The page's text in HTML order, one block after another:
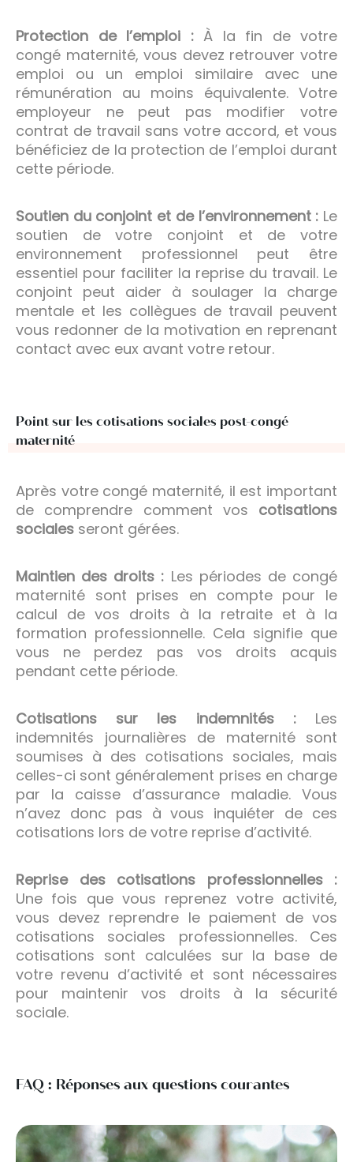
Protection de l’emploi :À la fin de votre
congé maternité, vous devez retrouver votre
emploi ou un emploi similaire avec une
rémunération au moins équivalente. Votre
employeur ne peut pas modifier votre
contrat de travail sans votre accord, et vous
bénéficiez de la protection de l’emploi durant
cette période.
Soutien du conjoint et de l’environnement : Le
soutien de votre conjoint et de votre
environnement professionnel peut être
essentiel pour faciliter la reprise du travail. Le
conjoint peut aider à soulager la charge
mentale et les collègues de travail peuvent
vous redonner de la motivation en reprenant
contact avec eux avant votre retour.
Point sur les cotisations sociales post-congé
maternité
Après votre congé maternité, il est important
de comprendre comment vos cotisations
sociales seront gérées.
Maintien des droits : Les périodes de congé
maternité sont prises en compte pour le
calcul de vos droits à la retraite et à la
formation professionnelle. Cela signifie que
vous ne perdez pas vos droits acquis
pendant cette période.
Cotisations sur les indemnités :Les
indemnités journalières de maternité sont
soumises à des cotisations sociales, mais
celles-ci sont généralement prises en charge
par la caisse d’assurance maladie. Vous
n’avez donc pas à vous inquiéter de ces
cotisations lors de votre reprise d’activité.
Reprise des cotisations professionnelles :
Une fois que vous reprenez votre activité,
vous devez reprendre le paiement de vos
cotisations sociales professionnelles. Ces
cotisations sont calculées sur la base de
votre revenu d’activité et sont nécessaires
pour maintenir vos droits à la sécurité
sociale.
FAQ : Réponses aux questions courantes